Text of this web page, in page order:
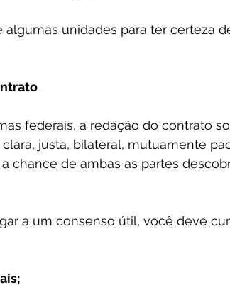
algumas unidades para ter certeza
federais, a redação do contrato
justa, bilateral, mutuamente
chance de ambas as partes
a um consenso útil, você deve